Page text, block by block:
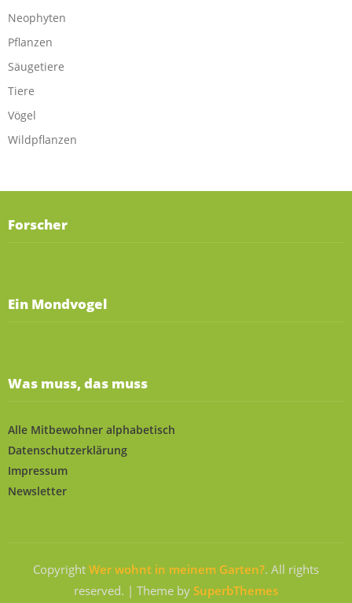
Neophyten
Pflanzen
Säugetiere
Tiere
Vögel
Wildpflanzen
Forscher
Ein Mondvogel
Was muss, das muss
Alle Mitbewohner alphabetisch
Datenschutzerklärung
Impressum
Newsletter
Copyright Wer wohnt in meinem Garten?. All rights
reserved. | Theme by SuperbThemes